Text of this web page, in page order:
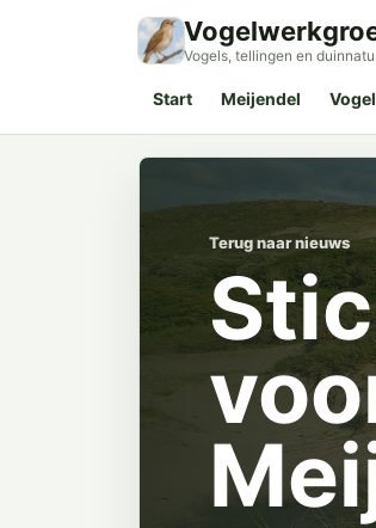
Vogels, tellingen en
Start Meijendel
Terug naar nieuws